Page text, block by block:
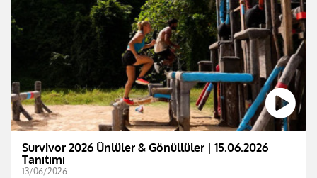
Survivor 2026 Ünlüler & Gönüllüler | 15.06.2026
Tanıtımı
13/06/2026